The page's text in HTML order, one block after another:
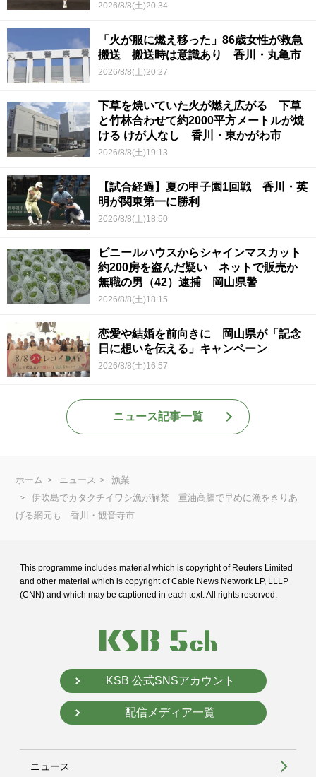
2026/8/8(土)20:34
「火が服に燃え移った」86歳女性が救急
搬送 搬送時は意識あり 香川・丸亀市
2026/8/8(土)20:27
下草を焼いていた火が燃え広がる 下草
と竹林合わせて約2000平方メートルが焼
ける けが人なし 香川・東かがわ市
2026/8/8(土)19:13
【試合経過】夏の甲子園1回戦 香川・英
明が関東第一に勝利
2026/8/8(土)18:50
ビニールハウスからシャインマスカット
約200房を盗んだ疑い ネットで販売か
無職の男（42）逮捕 岡山県警
2026/8/8(土)18:15
恋愛や結婚を前向きに 岡山県が「記念
日に想いを伝える」キャンペーン
2026/8/8(土)16:57
ニュース記事一覧
ホーム ニュース
漁業
伊吹島でカタクチイワシ漁が解禁 重油高騰で早めに漁をきりあ
げる網元も 香川・観音寺市
This programme includes material which is copyright of Reuters Limited
and other material which is copyright of Cable News Network LP, LLLP
(CNN) and which may be captioned in each text. All rights reserved.
KSB 公式SNSアカウント
配信メディア一覧
ニュース